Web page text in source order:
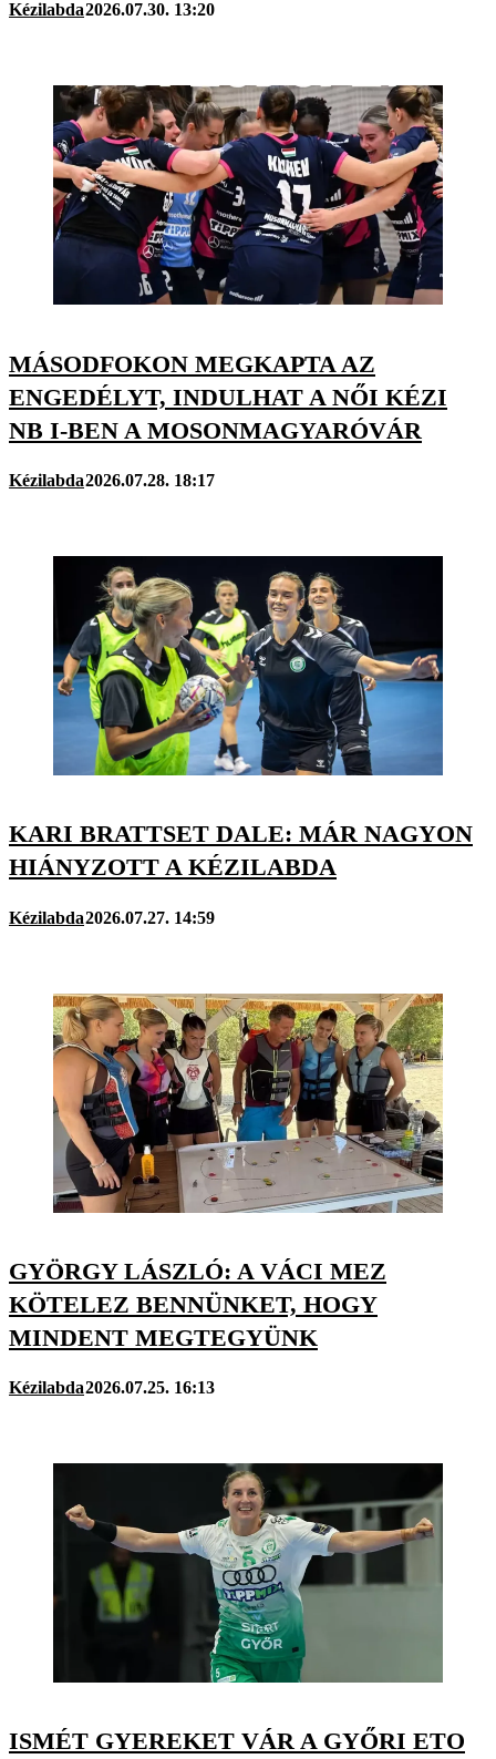
Kézilabda2026.07.30. 13:20
MÁSODFOKON MEGKAPTA AZ
ENGEDÉLYT, INDULHAT A NŐI KÉZI
NB I-BEN A MOSONMAGYARÓVÁR
Kézilabda2026.07.28. 18:17
KARI BRATTSET DALE: MÁR NAGYON
HIÁNYZOTT A KÉZILABDA
Kézilabda2026.07.27. 14:59
GYÖRGY LÁSZLÓ: A VÁCI MEZ
KÖTELEZ BENNÜNKET, HOGY
MINDENT MEGTEGYÜNK
Kézilabda2026.07.25. 16:13
ISMÉT GYEREKET VÁR A GYŐRI ETO